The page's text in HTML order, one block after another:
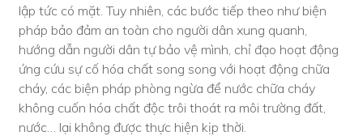
lập tức có mặt. Tuy nhiên, các bước tiếp theo như biện
pháp bảo đảm an toàn cho người dân xung quanh,
hướng dẫn người dân tự bảo vệ mình, chỉ đạo hoạt động
ứng cứu sự cố hóa chất song song với hoạt động chữa
cháy, các biện pháp phòng ngừa để nước chữa cháy
không cuốn hóa chất độc trôi thoát ra môi trường đất,
nước… lại không được thực hiện kịp thời.